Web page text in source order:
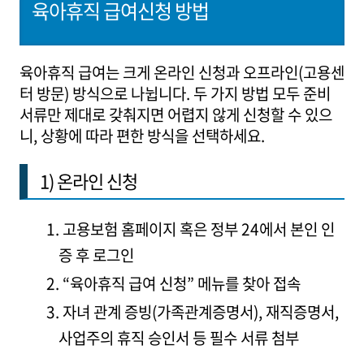
육아휴직 급여신청 방법
육아휴직 급여는 크게 온라인 신청과 오프라인(고용센
터 방문) 방식으로 나뉩니다. 두 가지 방법 모두 준비
서류만 제대로 갖춰지면 어렵지 않게 신청할 수 있으
니, 상황에 따라 편한 방식을 선택하세요.
1) 온라인 신청
고용보험 홈페이지 혹은 정부 24에서 본인 인
증 후 로그인
“육아휴직 급여 신청” 메뉴를 찾아 접속
자녀 관계 증빙(가족관계증명서), 재직증명서,
사업주의 휴직 승인서 등 필수 서류 첨부